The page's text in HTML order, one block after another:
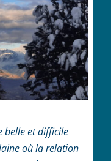
belle et difficile
où la relation